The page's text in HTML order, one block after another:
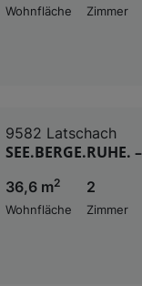
Wohnfläche
Zimmer
9582 Latschach
SEE.BERGE.RUHE.
36,6 m2
Wohnfläche
2
Zimmer